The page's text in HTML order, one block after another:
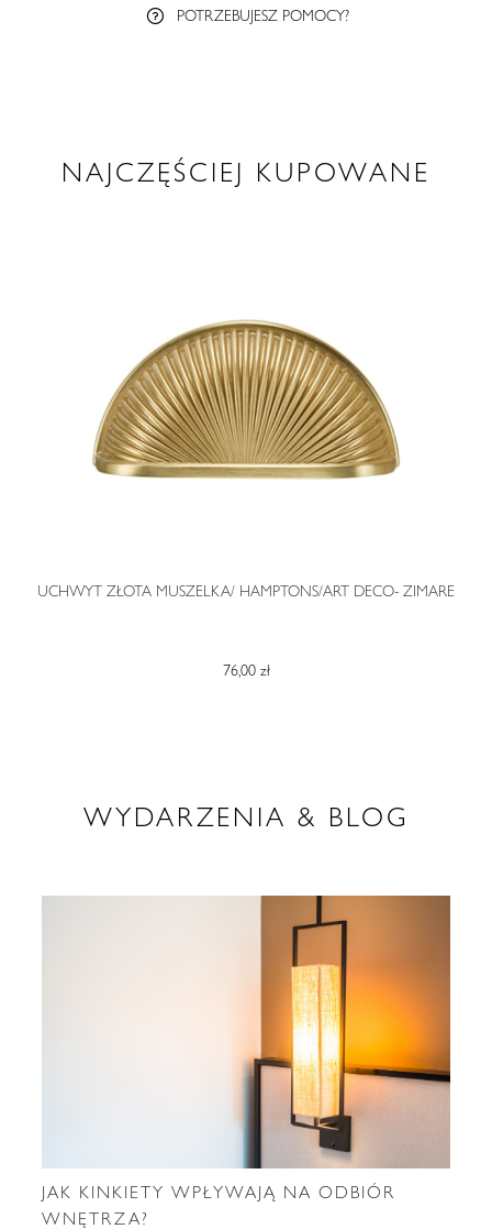
POTRZEBUJESZ POMOCY?
NAJCZĘŚCIEJ KUPOWANE
UCHWYT ZŁOTA MUSZELKA/ HAMPTONS/ART DECO- ZIMARE
76,00 zł
WYDARZENIA & BLOG
JAK KINKIETY WPŁYWAJĄ NA ODBIÓR
WNĘTRZA?